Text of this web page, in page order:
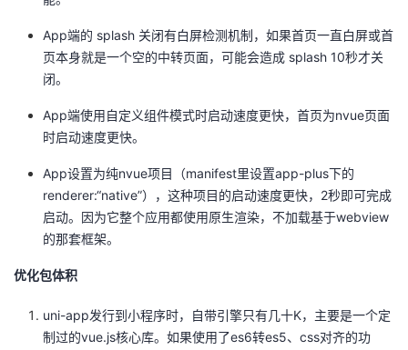
App端的 splash 关闭有白屏检测机制，如果首页一直白屏或首
页本身就是一个空的中转页面，可能会造成 splash 10秒才关
闭。
App端使用自定义组件模式时启动速度更快，首页为nvue页面
时启动速度更快。
App设置为纯nvue项目（manifest里设置app-plus下的
renderer:“native”），这种项目的启动速度更快，2秒即可完成
启动。因为它整个应用都使用原生渲染，不加载基于webview
的那套框架。
优化包体积
uni-app发行到小程序时，自带引擎只有几十K，主要是一个定
制过的vue.js核心库。如果使用了es6转es5、css对齐的功